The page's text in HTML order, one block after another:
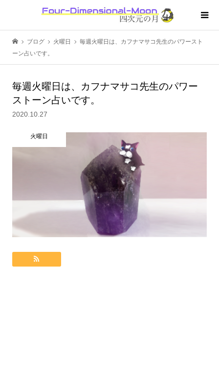
ブログ 火曜日
毎週火曜日は、カフナマサコ先生のパワースト
ーン占いです。
毎週火曜日は、カフナマサコ先生のパワー
ストーン占いです。
2020.10.27
火曜日